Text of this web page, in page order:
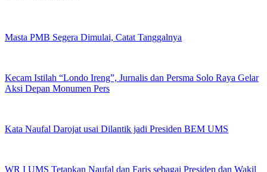
Masta PMB Segera Dimulai, Catat Tanggalnya
Kecam Istilah “Londo Ireng”, Jurnalis dan Persma Solo Raya Gelar
Aksi Depan Monumen Pers
Kata Naufal Darojat usai Dilantik jadi Presiden BEM UMS
WR I UMS Tetapkan Naufal dan Faris sebagai Presiden dan Wakil